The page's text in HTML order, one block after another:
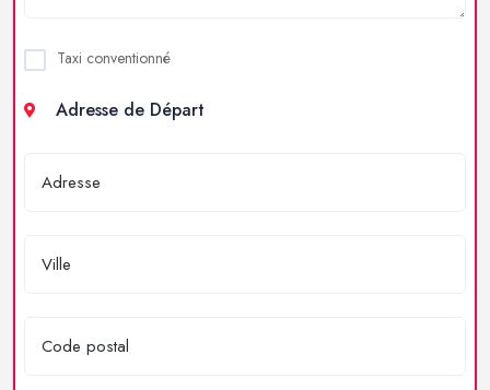
Taxi conventionné
Adresse de Départ